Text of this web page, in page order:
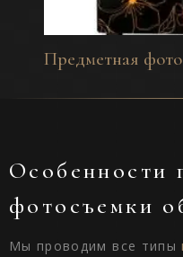
Предметная
Особенности
фотосъемки
Мы проводим все типы